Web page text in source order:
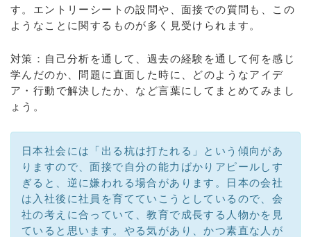
す。エントリーシートの設問や、面接での質問も、この
ようなことに関するものが多く見受けられます。
対策：自己分析を通して、過去の経験を通して何を感じ
学んだのか、問題に直面した時に、どのようなアイデ
ア・行動で解決したか、など言葉にしてまとめてみまし
ょう。
日本社会には「出る杭は打たれる」という傾向があ
りますので、面接で自分の能力ばかりアピールしす
ぎると、逆に嫌われる場合があります。日本の会社
は入社後に社員を育てていこうとしているので、会
社の考えに合っていて、教育で成長する人物かを見
ていると思います。やる気があり、かつ素直な人が